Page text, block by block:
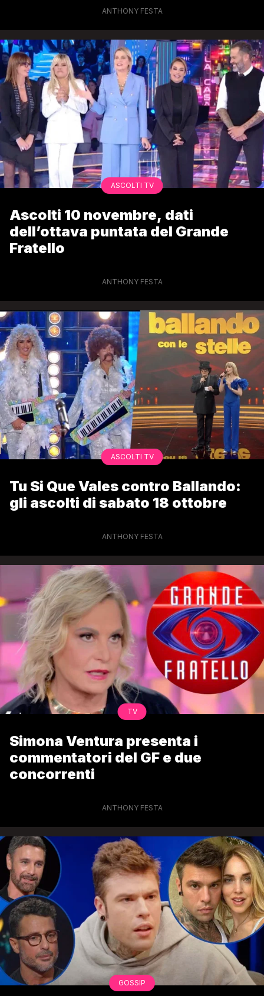
ANTHONY FESTA
ASCOLTI TV
Ascolti 10 novembre, dati
dell’ottava puntata del Grande
Fratello
ANTHONY FESTA
ASCOLTI TV
Tu Si Que Vales contro Ballando:
gli ascolti di sabato 18 ottobre
ANTHONY FESTA
TV
Simona Ventura presenta i
commentatori del GF e due
concorrenti
ANTHONY FESTA
GOSSIP